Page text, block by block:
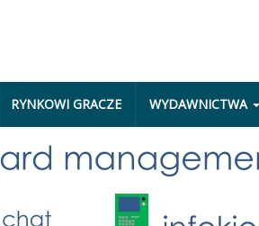
RYNKOWI GRACZE WYDAWNICTWA